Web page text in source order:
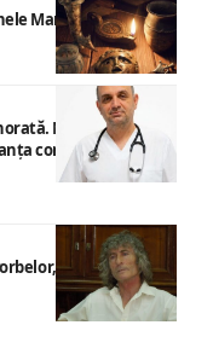
Mari
Medicii de la
consultului
„nemicuri”